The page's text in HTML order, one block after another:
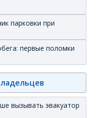
парковки при
первые поломки
вызывать эвакуатор